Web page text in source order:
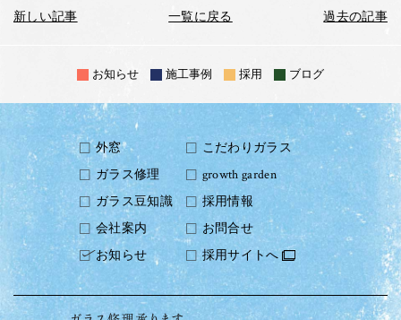
新しい記事 一覧に戻る 過去の記事
お知らせ 施工事例 採用 ブログ
外窓
こだわりガラス
ガラス修理
growth garden
ガラス豆知識
採用情報
会社案内
お問合せ
お知らせ
採用サイトへ